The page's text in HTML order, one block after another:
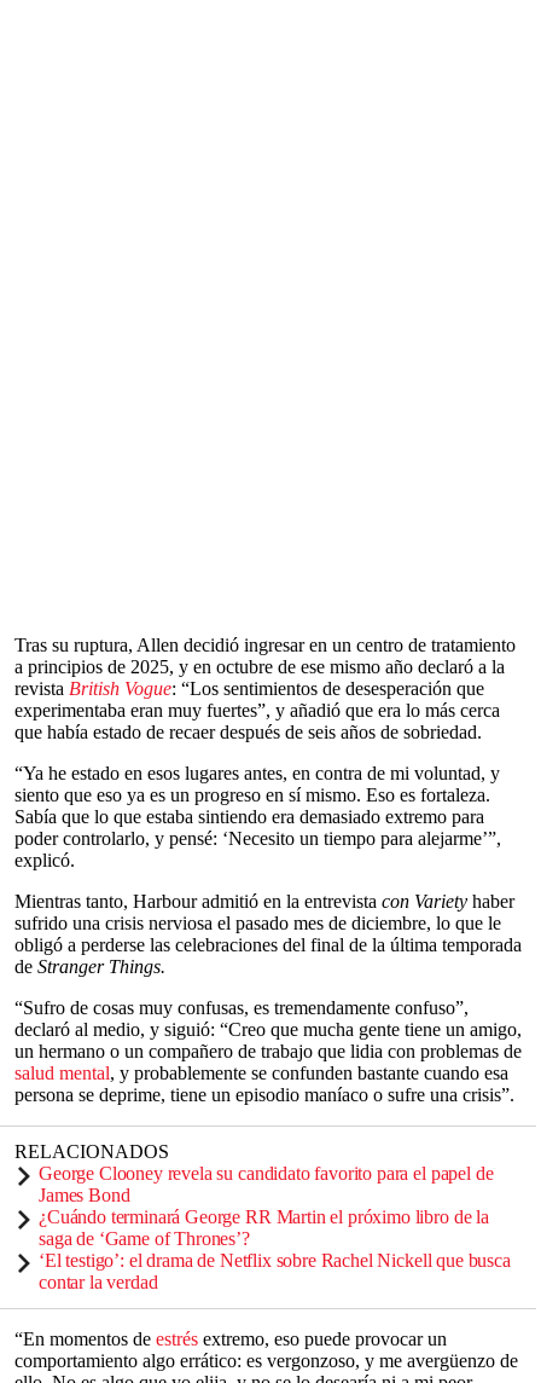
Tras su ruptura, Allen decidió ingresar en un centro de tratamiento
a principios de 2025, y en octubre de ese mismo año declaró a la
revista British Vogue: “Los sentimientos de desesperación que
experimentaba eran muy fuertes”, y añadió que era lo más cerca
que había estado de recaer después de seis años de sobriedad.
“Ya he estado en esos lugares antes, en contra de mi voluntad, y
siento que eso ya es un progreso en sí mismo. Eso es fortaleza.
Sabía que lo que estaba sintiendo era demasiado extremo para
poder controlarlo, y pensé: ‘Necesito un tiempo para alejarme’”,
explicó.
Mientras tanto, Harbour admitió en la entrevista con Variety haber
sufrido una crisis nerviosa el pasado mes de diciembre, lo que le
obligó a perderse las celebraciones del final de la última temporada
de Stranger Things.
“Sufro de cosas muy confusas, es tremendamente confuso”,
declaró al medio, y siguió: “Creo que mucha gente tiene un amigo,
un hermano o un compañero de trabajo que lidia con problemas de
salud mental, y probablemente se confunden bastante cuando esa
persona se deprime, tiene un episodio maníaco o sufre una crisis”.
RELACIONADOS
George Clooney revela su candidato favorito para el papel de
James Bond
¿Cuándo terminará George RR Martin el próximo libro de la
saga de ‘Game of Thrones’?
‘El testigo’: el drama de Netflix sobre Rachel Nickell que busca
contar la verdad
“En momentos de estrés extremo, eso puede provocar un
comportamiento algo errático: es vergonzoso, y me avergüenzo de